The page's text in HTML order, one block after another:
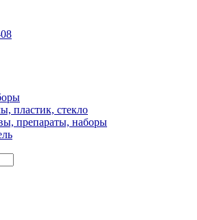
пластик, стекло
препараты, наборы